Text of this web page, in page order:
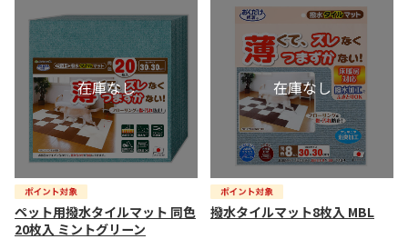
ペット用撥水タイルマット 同色
20枚入 ミントグリーン
撥水タイルマット8枚入 MBL